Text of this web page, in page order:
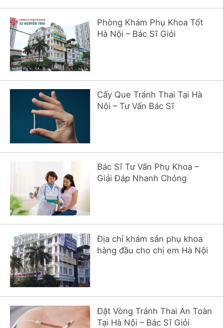
Phòng Khám Phụ Khoa Tốt
Hà Nội – Bác Sĩ Giỏi
Cấy Que Tránh Thai Tại Hà
Nội – Tư Vấn Bác Sĩ
Bác Sĩ Tư Vấn Phụ Khoa –
Giải Đáp Nhanh Chóng
Địa chỉ khám sản phụ khoa
hàng đầu cho chị em Hà Nội
Đặt Vòng Tránh Thai An Toàn
Tại Hà Nội – Bác Sĩ Giỏi